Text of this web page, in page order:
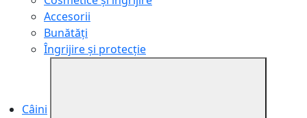
Accesorii
Bunătăți
Îngrijire și protecție
Câini